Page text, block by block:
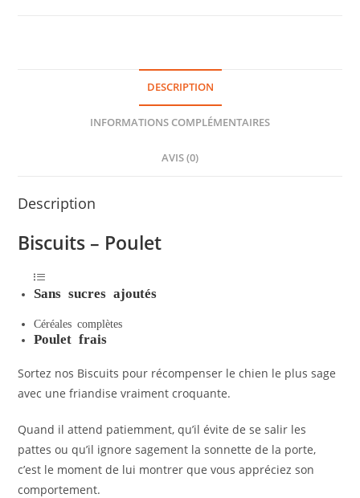
DESCRIPTION
INFORMATIONS COMPLÉMENTAIRES
AVIS (0)
Description
Biscuits – Poulet
Sans sucres ajoutés
Céréales complètes
Poulet frais
Sortez nos Biscuits pour récompenser le chien le plus sage
avec une friandise vraiment croquante.
Quand il attend patiemment, qu’il évite de se salir les
pattes ou qu’il ignore sagement la sonnette de la porte,
c’est le moment de lui montrer que vous appréciez son
comportement.